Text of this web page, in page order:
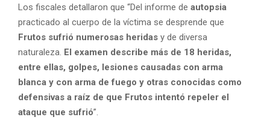
Los fiscales detallaron que “Del informe de autopsia
practicado al cuerpo de la víctima se desprende que
Frutos sufrió numerosas heridas y de diversa
naturaleza. El examen describe más de 18 heridas,
entre ellas, golpes, lesiones causadas con arma
blanca y con arma de fuego y otras conocidas como
defensivas a raíz de que Frutos intentó repeler el
ataque que sufrió”.